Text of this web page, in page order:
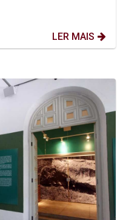
LER MAIS